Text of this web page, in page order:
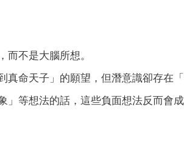
不是大腦所想。
真命天子」的願望，但潛意識卻存在
等想法的話，這些負面想法反而會成